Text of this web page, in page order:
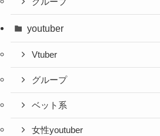
グループ
youtuber
Vtuber
グループ
ベット系
女性youtuber